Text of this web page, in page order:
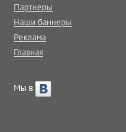
Партнеры
Наши баннеры
Реклама
Главная
Мы в